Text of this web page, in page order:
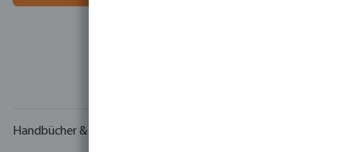
Handbücher & Zeichnungen